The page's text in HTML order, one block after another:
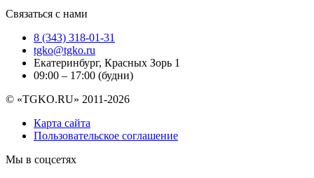
Связаться с нами
8 (343) 318-01-31
tgko@tgko.ru
Екатеринбург, Красных Зорь 1
09:00 – 17:00 (будни)
© «TGKO.RU» 2011-2026
Карта сайта
Пользовательское соглашение
Мы в соцсетях